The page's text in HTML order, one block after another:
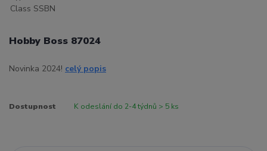
Hobby Boss 87024
Novinka 2024! celý popis
Dostupnost K odeslání do 2-4 týdnů > 5 ks